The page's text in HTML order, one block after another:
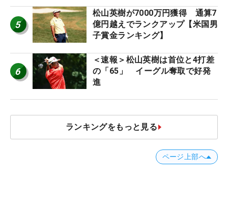
5
松山英樹が7000万円獲得 通算7
億円越えでランクアップ【米国男
子賞金ランキング】
6
＜速報＞松山英樹は首位と4打差
の「65」 イーグル奪取で好発
進
ランキングをもっと見る
ページ上部へ